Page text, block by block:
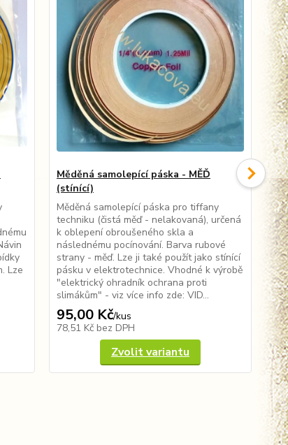
Lze
Měděná samolepící páska - MĚĎ
(stínící)
Měděná samolepící páska pro tiffany
techniku (čistá měď - nelakovaná), určená
k oblepení obroušeného skla a
následnému pocínování. Barva rubové
strany - měď. Lze ji také použít jako stínící
pásku v elektrotechnice. Vhodné k výrobě
"elektrický ohradník ochrana proti
slimákům" - viz více info zde: VID...
95,00 Kč/kus
78,51 Kč bez DPH
Zvolit variantu
k
je